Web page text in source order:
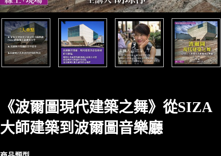
《波爾圖現代建築之舞》從SIZA
大師建築到波爾圖音樂廳